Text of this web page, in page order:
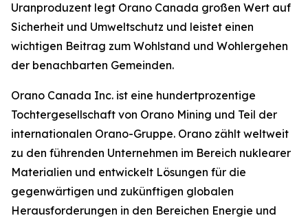
Uranproduzent legt Orano Canada großen Wert auf
Sicherheit und Umweltschutz und leistet einen
wichtigen Beitrag zum Wohlstand und Wohlergehen
der benachbarten Gemeinden.
Orano Canada Inc. ist eine hundertprozentige
Tochtergesellschaft von Orano Mining und Teil der
internationalen Orano-Gruppe. Orano zählt weltweit
zu den führenden Unternehmen im Bereich nuklearer
Materialien und entwickelt Lösungen für die
gegenwärtigen und zukünftigen globalen
Herausforderungen in den Bereichen Energie und